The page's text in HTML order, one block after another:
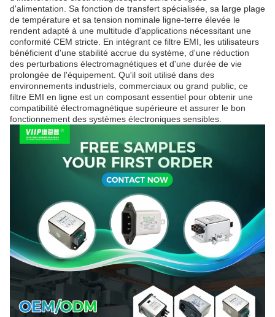
d'alimentation. Sa fonction de transfert spécialisée, sa large plage
de température et sa tension nominale ligne-terre élevée le
rendent adapté à une multitude d'applications nécessitant une
conformité CEM stricte. En intégrant ce filtre EMI, les utilisateurs
bénéficient d'une stabilité accrue du système, d'une réduction
des perturbations électromagnétiques et d'une durée de vie
prolongée de l'équipement. Qu'il soit utilisé dans des
environnements industriels, commerciaux ou grand public, ce
filtre EMI en ligne est un composant essentiel pour obtenir une
compatibilité électromagnétique supérieure et assurer le bon
fonctionnement des systèmes électroniques sensibles.